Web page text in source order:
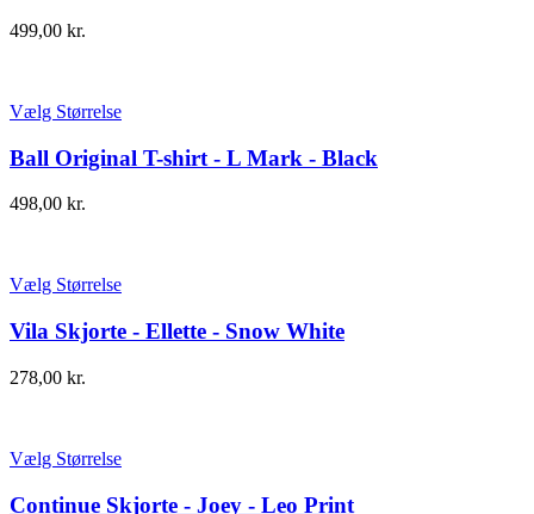
499,00 kr.
Vælg Størrelse
Ball Original T-shirt - L Mark - Black
498,00 kr.
Vælg Størrelse
Vila Skjorte - Ellette - Snow White
278,00 kr.
Vælg Størrelse
Continue Skjorte - Joey - Leo Print